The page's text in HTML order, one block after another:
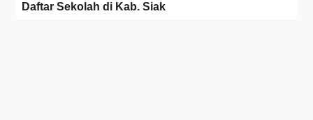
Daftar Sekolah di Kab. Siak